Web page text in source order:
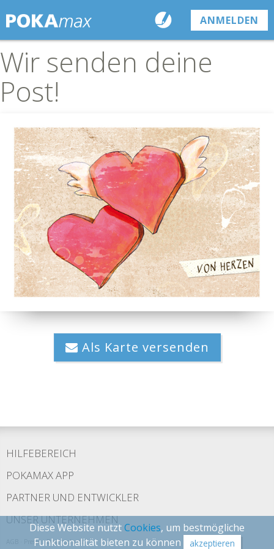
ANMELDEN
Wir senden deine
Post!
Als Karte versenden
HILFEBEREICH
POKAMAX APP
PARTNER UND ENTWICKLER
UNSER UNTERNEHMEN
Presse ·Datenschutz
Diese Website nutztCookies, um bestmögliche
Funktionalität bieten zu können
akzeptieren